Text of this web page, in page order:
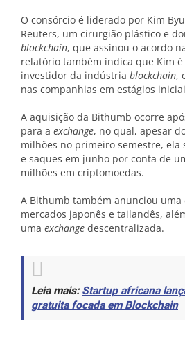
O consórcio é liderado por Kim
Reuters, um cirurgião plástico e
blockchain, que assinou o acordo
relatório também indica que Kim
investidor da indústria blockchain,
nas companhias em estágios
A aquisição da Bithumb ocorre
para a exchange, no qual, apesar
milhões no primeiro semestre, ela
e saques em junho por conta de
milhões em criptomoedas.
A Bithumb também anunciou uma
mercados japonês e tailandês,
uma exchange descentralizada.
Leia mais:Startup africana
gratuita focada em Blockchain